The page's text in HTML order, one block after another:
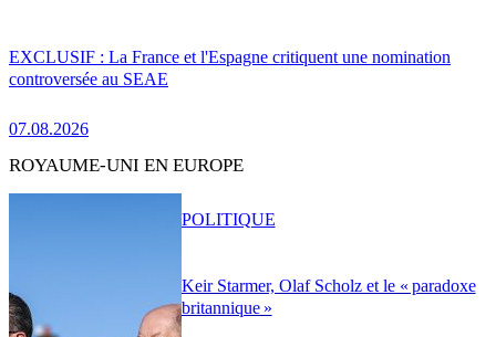
EXCLUSIF : La France et l'Espagne critiquent une nomination
controversée au SEAE
07.08.2026
ROYAUME-UNI EN EUROPE
Keir Starmer, Olaf Scholz et le « paradoxe
britannique »
POLITIQUE